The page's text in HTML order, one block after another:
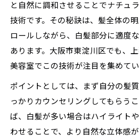
白髪ぼかしと通常白髪染
髪に優しい白髪ぼかしの選び
極め方
髪質に合わせた白髪ぼか
髪に優しい白髪ぼかしの
と自然に調和させることでナチュ
技術です。その秘訣は、髪全体の
ロールしながら、白髪部分に適度
あります。大阪市東淀川区でも、
美容室でこの技術が注目を集めてい
ポイントとしては、まず自分の髪
っかりカウンセリングしてもらう
ば、白髪が多い場合はハイライト
わせることで、より自然な立体感